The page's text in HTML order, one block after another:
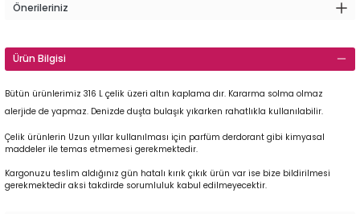
Önerileriniz
Ürün Bilgisi
Bütün ürünlerimiz 316 L çelik üzeri altın kaplama dır. Kararma solma olmaz
alerjide de yapmaz. Denizde duşta bulaşık yıkarken rahatlıkla kullanılabilir.
Çelik ürünlerin Uzun yıllar kullanılması için parfüm derdorant gibi kimyasal
maddeler ile temas etmemesi gerekmektedir.
Kargonuzu teslim aldığınız gün hatalı kırık çıkık ürün var ise bize bildirilmesi
gerekmektedir aksi takdirde sorumluluk kabul edilmeyecektir.